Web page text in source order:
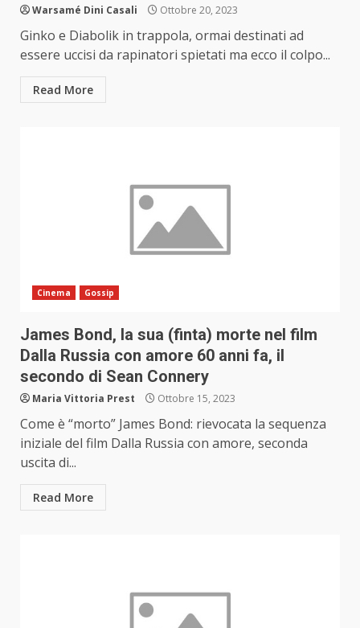
Warsamé Dini Casali Ottobre 20, 2023
Ginko e Diabolik in trappola, ormai destinati ad
essere uccisi da rapinatori spietati ma ecco il colpo...
Read More
Cinema Gossip
James Bond, la sua (finta) morte nel film
Dalla Russia con amore 60 anni fa, il
secondo di Sean Connery
Maria Vittoria Prest Ottobre 15, 2023
Come è “morto” James Bond: rievocata la sequenza
iniziale del film Dalla Russia con amore, seconda
uscita di...
Read More